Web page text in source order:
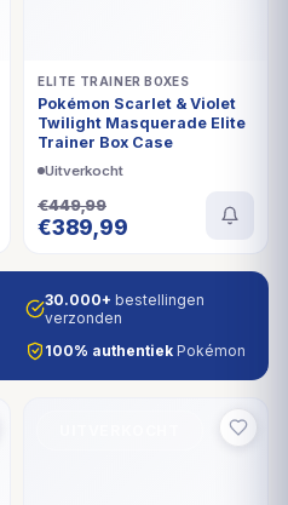
ELITE TRAINER BOXES
Pokémon Scarlet & Violet
Twilight Masquerade Elite
Trainer Box Case
Uitverkocht
€449,99
Oorspronkelijke
was:
€449,99.
€389,99
is:
€389,99.
30.000+ bestellingen
verzonden
100% authentiek Pokémon